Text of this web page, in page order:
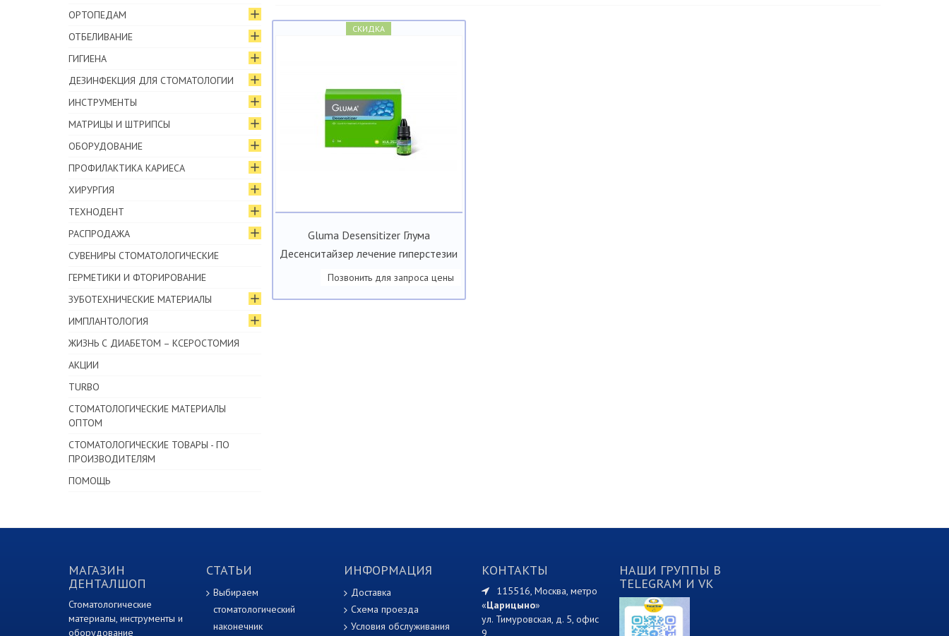
СКИДКА
Gluma Desensitizer Глума
Десенситайзер лечение гиперстезии
Позвонить для запроса цены
ОРТОПЕДАМ
ОТБЕЛИВАНИЕ
ГИГИЕНА
ДЕЗИНФЕКЦИЯ ДЛЯ СТОМАТОЛОГИИ
ИНСТРУМЕНТЫ
МАТРИЦЫ И ШТРИПСЫ
ОБОРУДОВАНИЕ
ПРОФИЛАКТИКА КАРИЕСА
ХИРУРГИЯ
ТЕХНОДЕНТ
РАСПРОДАЖА
СУВЕНИРЫ СТОМАТОЛОГИЧЕСКИЕ
ГЕРМЕТИКИ И ФТОРИРОВАНИЕ
ЗУБОТЕХНИЧЕСКИЕ МАТЕРИАЛЫ
ИМПЛАНТОЛОГИЯ
ЖИЗНЬ С ДИАБЕТОМ – КСЕРОСТОМИЯ
АКЦИИ
TURBO
СТОМАТОЛОГИЧЕСКИЕ МАТЕРИАЛЫ
ОПТОМ
СТОМАТОЛОГИЧЕСКИЕ ТОВАРЫ - ПО
ПРОИЗВОДИТЕЛЯМ
ПОМОЩЬ
МАГАЗИН
ДЕНТАЛШОП
Стоматологические
материалы, инструменты и
оборудование
СТАТЬИ
Выбираем
стоматологический
наконечник
ИНФОРМАЦИЯ
Доставка
Схема проезда
Условия обслуживания
КОНТАКТЫ
115516, Москва, метро
«Царицыно»
ул. Тимуровская, д. 5, офис
9
НАШИ ГРУППЫ В
TELEGRAM И VK